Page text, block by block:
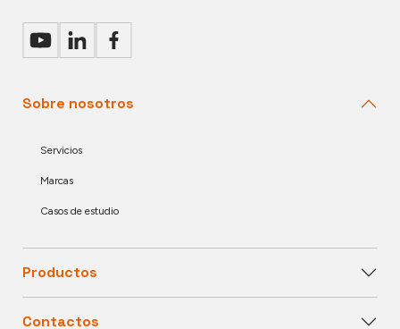
Sobre nosotros
Servicios
Marcas
Casos de estudio
Productos
Contactos